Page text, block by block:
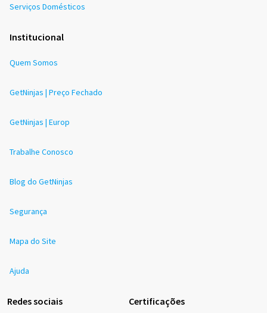
Serviços Domésticos
Institucional
Quem Somos
GetNinjas | Preço Fechado
GetNinjas | Europ
Trabalhe Conosco
Blog do GetNinjas
Segurança
Mapa do Site
Ajuda
Redes sociais Certificações